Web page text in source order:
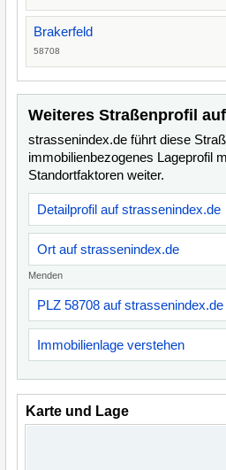
Brakerfeld
58708
Weiteres Straßenprofil
strassenindex.de führt diese
immobilienbezogenes Lageprofil
Standortfaktoren weiter.
Detailprofil auf strassenindex.de
Ort auf strassenindex.de
Menden
PLZ 58708 auf strassenindex.de
Immobilienlage verstehen
Karte und Lage